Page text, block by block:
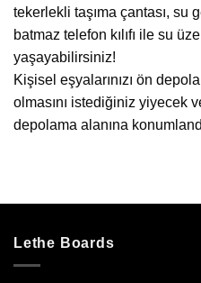
tekerlekli taşıma çantası, su
batmaz telefon kılıfı ile su
yaşayabilirsiniz!
Kişisel eşyalarınızı ön
olmasını istediğiniz yiyecek
depolama alanına
Lethe Boards